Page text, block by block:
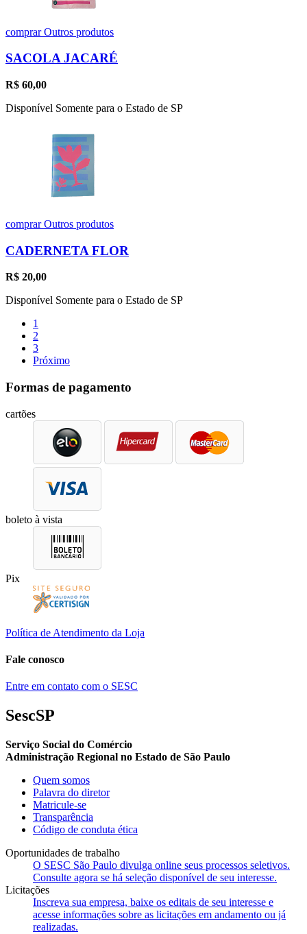
comprarOutros produtos
SACOLA JACARÉ
R$ 60,00
Disponível Somente para o Estado de SP
comprarOutros produtos
CADERNETA FLOR
R$ 20,00
Disponível Somente para o Estado de SP
1
2
3
Próximo
Formas de pagamento
cartões
boleto à vista
Pix
Política de Atendimento da Loja
Fale conosco
Entre em contato com o SESC
SescSP
Serviço Social do Comércio
Administração Regional no Estado de São Paulo
Quem somos
Palavra do diretor
Matricule-se
Transparência
Código de conduta ética
Oportunidades de trabalho
O SESC São Paulo divulga online seus processos seletivos.
Consulte agora se há seleção disponível de seu interesse.
Licitações
Inscreva sua empresa, baixe os editais de seu interesse e
acesse informações sobre as licitações em andamento ou já
realizadas.